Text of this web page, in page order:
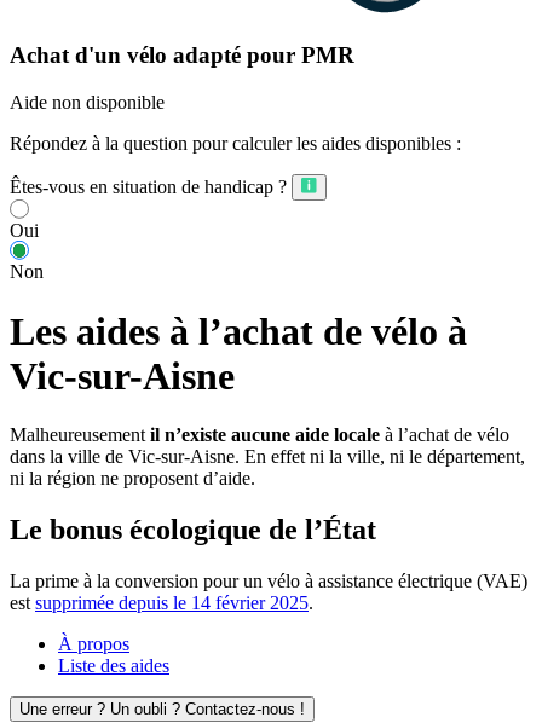
Achat d'un vélo adapté pour PMR
Aide non disponible
Répondez à la question pour calculer les aides disponibles :
Êtes-vous en situation de handicap ?
Oui
Non
Les aides à l’achat de vélo à
Vic-sur-Aisne
Malheureusement il n’existe aucune aide locale à l’achat de vélo
dans la ville de Vic-sur-Aisne. En effet ni la ville, ni le département,
ni la région ne proposent d’aide.
Le bonus écologique de l’État
La prime à la conversion pour un vélo à assistance électrique (VAE)
est supprimée depuis le 14 février 2025.
À propos
Liste des aides
Une erreur ? Un oubli ? Contactez-nous !